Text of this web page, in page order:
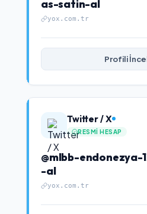
as-satin-al
yox.com.tr
Profili
Twitter / X
RESMI HESAP
@mlbb-
-al
yox.com.tr